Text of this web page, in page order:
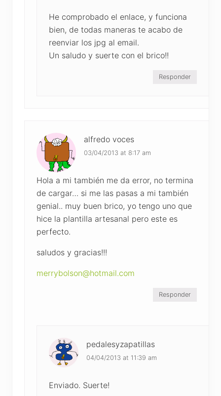
He comprobado el enlace, y funciona
bien, de todas maneras te acabo de
reenviar los jpg al email.
Un saludo y suerte con el brico!!
Responder
alfredo voces
03/04/2013 at 8:17 am
Hola a mi también me da error, no termina
de cargar… si me las pasas a mi también
genial.. muy buen brico, yo tengo uno que
hice la plantilla artesanal pero este es
perfecto.
saludos y gracias!!!
merrybolson@hotmail.com
Responder
pedalesyzapatillas
04/04/2013 at 11:39 am
Enviado. Suerte!